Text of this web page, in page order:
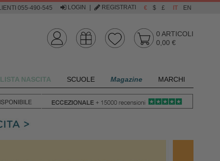
055-490-545 LOGIN REGISTRATI € $ £ IT EN
0 ARTICOLI
0,00 €
LISTA NASCITA SCUOLE Magazine MARCHI